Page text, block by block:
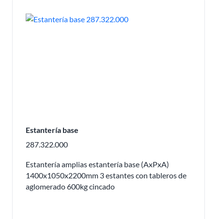
Estantería base
287.322.000
Estantería amplias estantería base (AxPxA)
1400x1050x2200mm 3 estantes con tableros de
aglomerado 600kg cincado